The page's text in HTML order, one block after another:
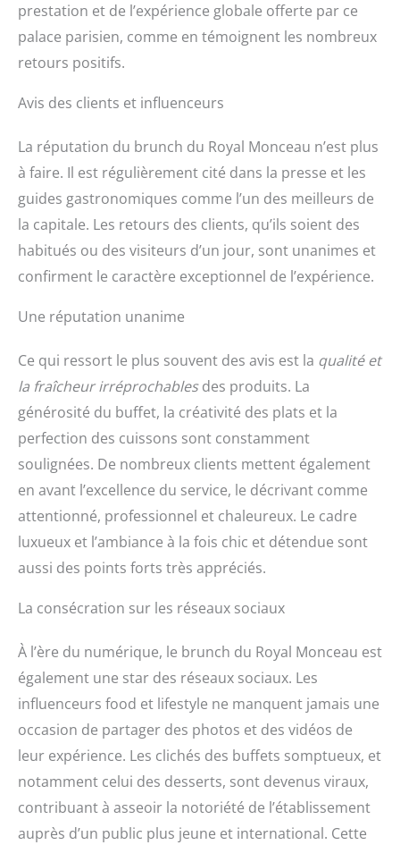
prestation et de l’expérience globale offerte par ce
palace parisien, comme en témoignent les nombreux
retours positifs.
Avis des clients et influenceurs
La réputation du brunch du Royal Monceau n’est plus
à faire. Il est régulièrement cité dans la presse et les
guides gastronomiques comme l’un des meilleurs de
la capitale. Les retours des clients, qu’ils soient des
habitués ou des visiteurs d’un jour, sont unanimes et
confirment le caractère exceptionnel de l’expérience.
Une réputation unanime
Ce qui ressort le plus souvent des avis est la qualité et
la fraîcheur irréprochablesdes produits. La
générosité du buffet, la créativité des plats et la
perfection des cuissons sont constamment
soulignées. De nombreux clients mettent également
en avant l’excellence du service, le décrivant comme
attentionné, professionnel et chaleureux. Le cadre
luxueux et l’ambiance à la fois chic et détendue sont
aussi des points forts très appréciés.
La consécration sur les réseaux sociaux
À l’ère du numérique, le brunch du Royal Monceau est
également une star des réseaux sociaux. Les
influenceurs food et lifestyle ne manquent jamais une
occasion de partager des photos et des vidéos de
leur expérience. Les clichés des buffets somptueux, et
notamment celui des desserts, sont devenus viraux,
contribuant à asseoir la notoriété de l’établissement
auprès d’un public plus jeune et international. Cette